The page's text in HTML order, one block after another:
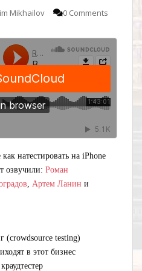
Mikhailov 0 Comments
натестировать на iPhone
озвучили: Роман
, Артем Ланин и
(crowdsource testing)
в этот бизнес